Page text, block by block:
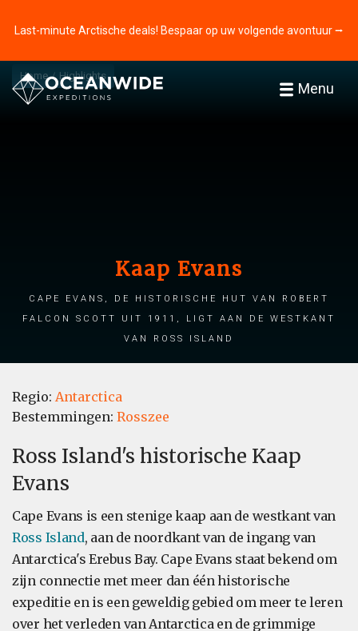
Last-minute Arctische deals! Bespaar op uw volgende avontuur ⭢
Menu
Home Highlights
Kaap Evans
Cape Evans, de historische hut van Robert
Falcon Scott uit 1911, ligt aan de westkant
van Ross Island
Regio: Antarctica
Bestemmingen: Rosszee
Ross Island's historische Kaap
Evans
Cape Evans is een stenige kaap aan de westkant van
Ross Island, aan de noordkant van de ingang van
Antarctica's Erebus Bay. Cape Evans staat bekend om
zijn connectie met meer dan één historische
expeditie en is een geweldig gebied om meer te leren
over het verleden van Antarctica en de grimmige